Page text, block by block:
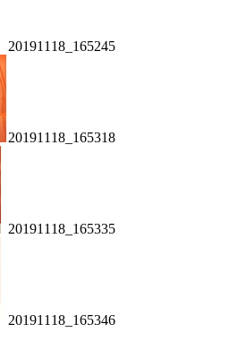
20191118_165245
20191118_165318
20191118_165335
20191118_165346